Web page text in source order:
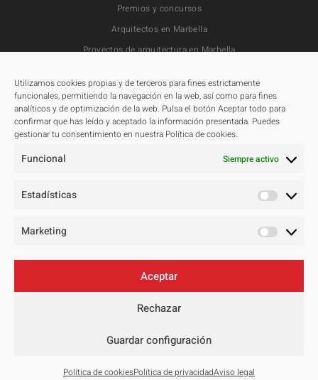
Utilizamos cookies propias y de terceros para fines estrictamente
funcionales, permitiendo la navegación en la web, así como para fines
analíticos y de optimización de la web. Pulsa el botón Aceptar todo para
confirmar que has leído y aceptado la información presentada. Puedes
gestionar tu consentimiento en nuestra Política de cookies.
Funcional Siempre activo
Estadísticas
Marketing
Aceptar
Rechazar
Guardar configuración
Política de cookiesPolítica de privacidadAviso legal
Premios y concursos
Arquitectos en Marbella
Proyectos de arquitectura en Marbella
Proyectos
Todos
Residenciales
Contacto
Política de privacidad